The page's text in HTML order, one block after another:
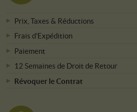
Prix, Taxes & Réductions
Frais d'Expédition
Paiement
12 Semaines de Droit de Retour
Révoquer le Contrat